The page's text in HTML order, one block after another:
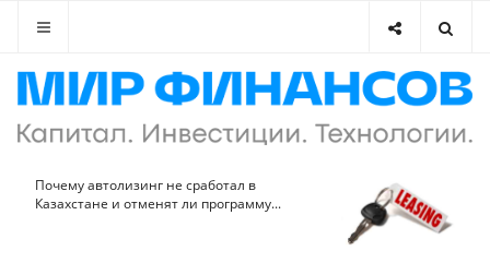
Почему автолизинг не сработал в
Казахстане и отменят ли программу...